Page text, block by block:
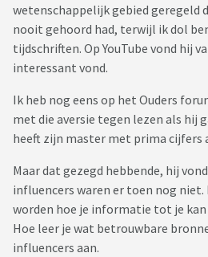
wetenschappelijk gebied geregeld
nooit gehoord had, terwijl ik dol
tijdschriften. Op YouTube vond hij
interessant vond.
Ik heb nog eens op het Ouders
met die aversie tegen lezen als hij
heeft zijn master met prima cijfers
Maar dat gezegd hebbende, hij
influencers waren er toen nog
worden hoe je informatie tot je
Hoe leer je wat betrouwbare
influencers aan.